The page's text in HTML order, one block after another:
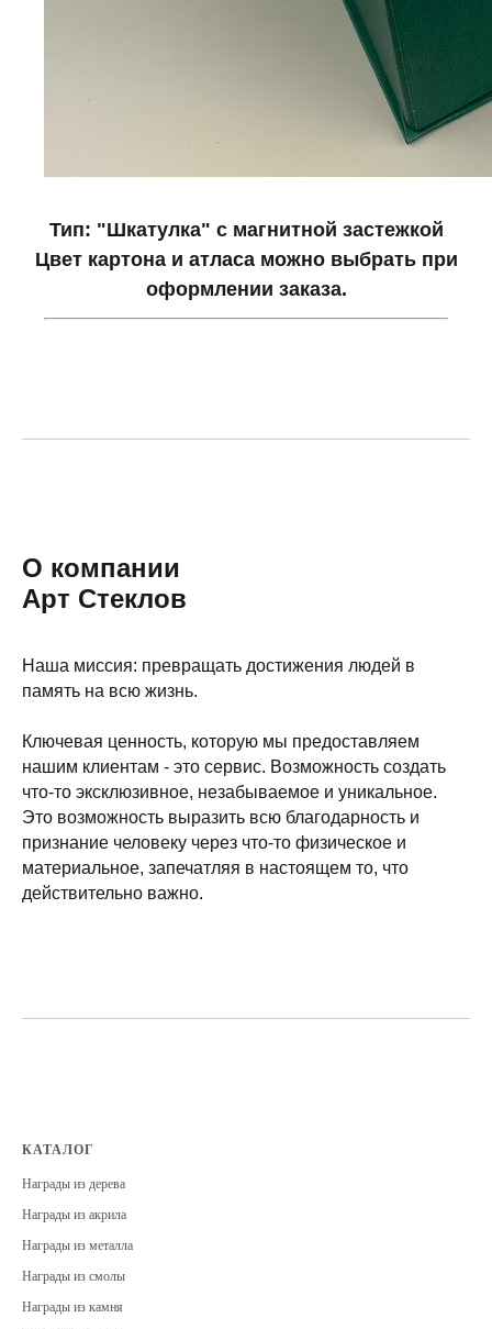
Тип: "Шкатулка" с магнитной застежкой
Цвет картона и атласа можно выбрать при
оформлении заказа.
О компании
Арт Стеклов
Наша миссия: превращать достижения людей в
память на всю жизнь.
Ключевая ценность, которую мы предоставляем
нашим клиентам - это сервис. Возможность создать
что-то эксклюзивное, незабываемое и уникальное.
Это возможность выразить всю благодарность и
признание человеку через что-то физическое и
материальное, запечатляя в настоящем то, что
действительно важно.
КАТАЛОГ
Награды из дерева
Награды из акрила
Награды из металла
Награды из смолы
Награды из камня